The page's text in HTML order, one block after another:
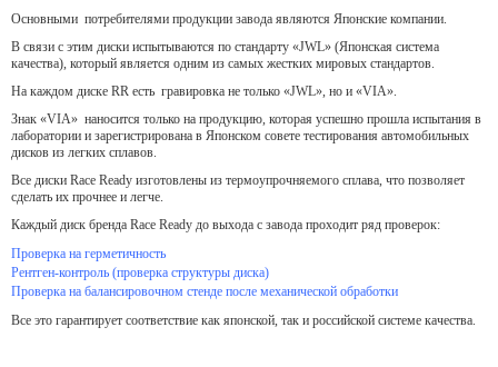
Основными потребителями продукции завода являются Японские компании.
В связи с этим диски испытываются по стандарту «JWL» (Японская система
качества), который является одним из самых жестких мировых стандартов.
На каждом диске RR есть гравировка не только «JWL», но и «VIA».
Знак «VIA» наносится только на продукцию, которая успешно прошла испытания в
лаборатории и зарегистрирована в Японском совете тестирования автомобильных
дисков из легких сплавов.
Все диски Race Ready изготовлены из термоупрочняемого сплава, что позволяет
сделать их прочнее и легче.
Каждый диск бренда Race Ready до выхода с завода проходит ряд проверок:
Проверка на герметичность
Рентген-контроль (проверка структуры диска)
Проверка на балансировочном стенде после механической обработки
Все это гарантирует соответствие как японской, так и российской системе качества.